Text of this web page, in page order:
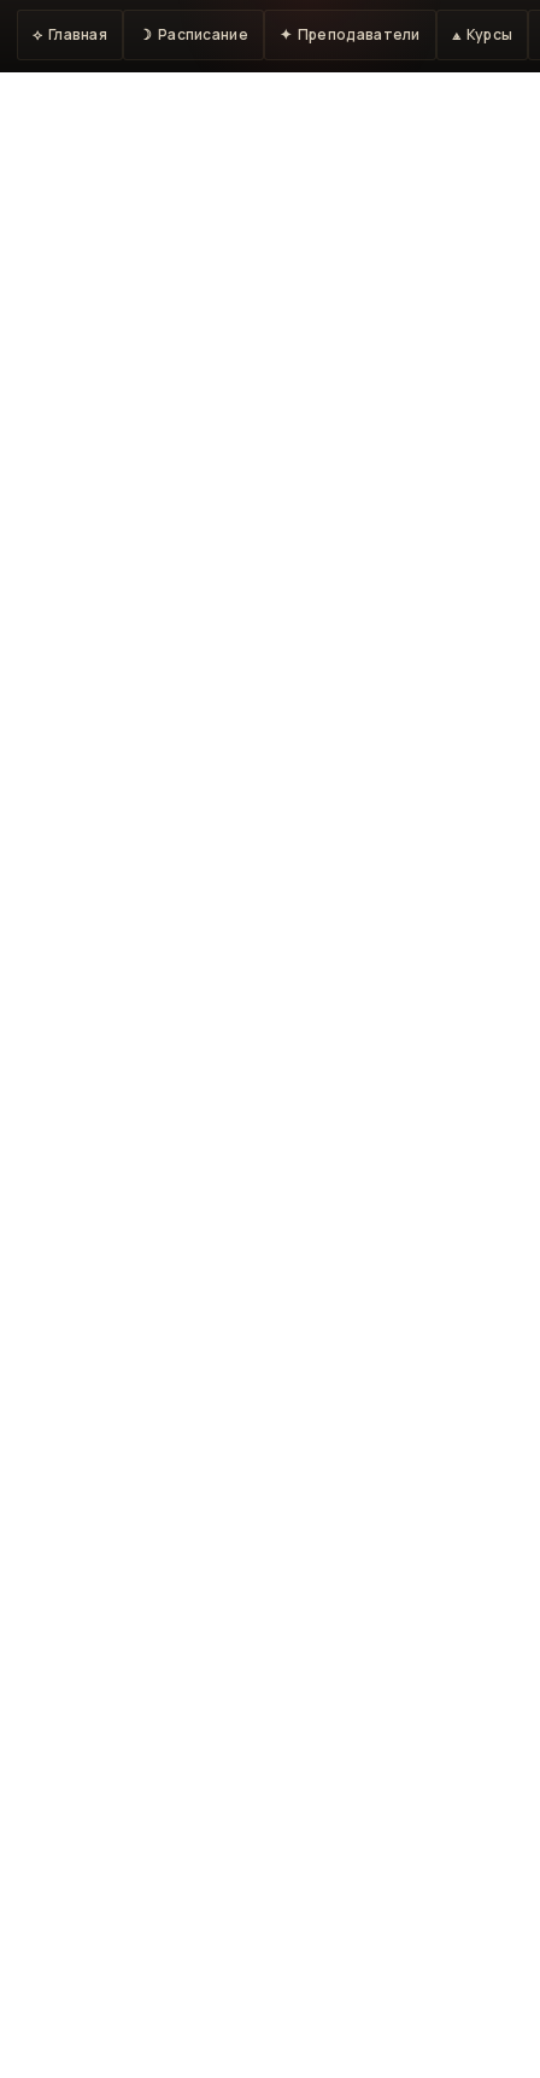
⟡ Главная ☽ Расписание ✦ Преподаватели ⟁ Курсы